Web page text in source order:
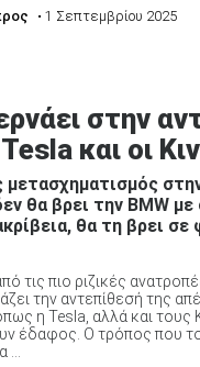
• 1 Σεπτεμβρίου 2025
στην
και οι
θα βρει την BMW
θα τη βρει
τις πιο ριζικές
την αντεπίθεσή της
η Tesla, αλλά και τους
έδαφος. Ο τρόπος που